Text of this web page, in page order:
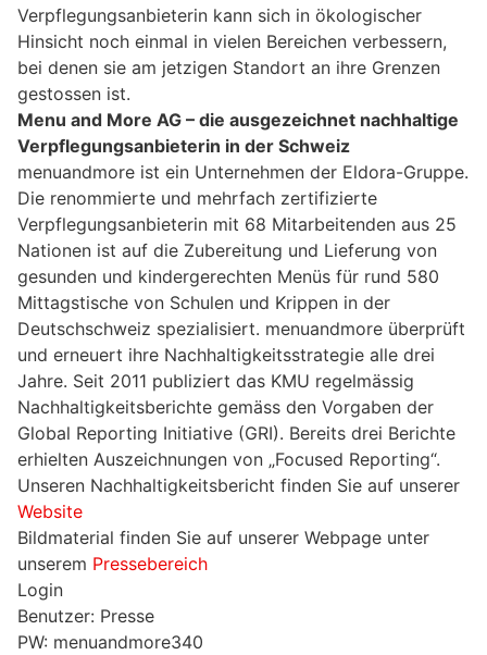
Verpflegungsanbieterin kann sich in ökologischer
Hinsicht noch einmal in vielen Bereichen verbessern,
bei denen sie am jetzigen Standort an ihre Grenzen
gestossen ist.
Menu and More AG – die ausgezeichnet nachhaltige
Verpflegungsanbieterin in der Schweiz
menuandmore ist ein Unternehmen der Eldora-Gruppe.
Die renommierte und mehrfach zertifizierte
Verpflegungsanbieterin mit 68 Mitarbeitenden aus 25
Nationen ist auf die Zubereitung und Lieferung von
gesunden und kindergerechten Menüs für rund 580
Mittagstische von Schulen und Krippen in der
Deutschschweiz spezialisiert. menuandmore überprüft
und erneuert ihre Nachhaltigkeitsstrategie alle drei
Jahre. Seit 2011 publiziert das KMU regelmässig
Nachhaltigkeitsberichte gemäss den Vorgaben der
Global Reporting Initiative (GRI). Bereits drei Berichte
erhielten Auszeichnungen von „Focused Reporting“.
Unseren Nachhaltigkeitsbericht finden Sie auf unserer
Website
Bildmaterial finden Sie auf unserer Webpage unter
unserem Pressebereich
Login
Benutzer: Presse
PW: menuandmore340